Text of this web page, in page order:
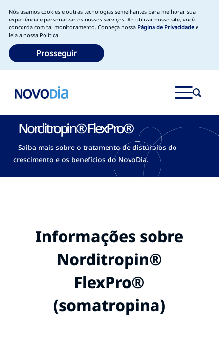
Nós usamos cookies e outras tecnologias semelhantes para melhorar sua
experiência e personalizar os nossos serviços. Ao utilizar nosso site, você
concorda com tal monitoramento. Conheça nossa Página de Privacidadee
leia a nossa Política.
Prosseguir
Norditropin® FlexPro®
Saiba mais sobre o tratamento de distúrbios do
crescimento e os benefícios do NovoDia.
Informações sobre
Norditropin®
FlexPro®
(somatropina)